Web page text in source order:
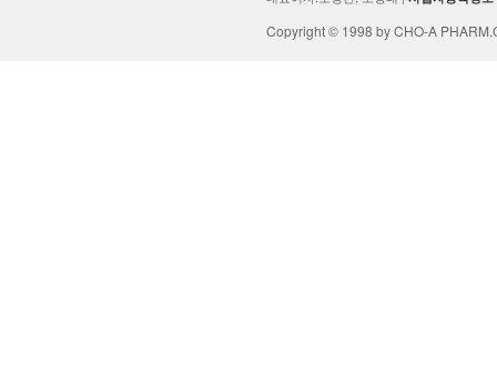
Copyright © 1998 by CHO-A